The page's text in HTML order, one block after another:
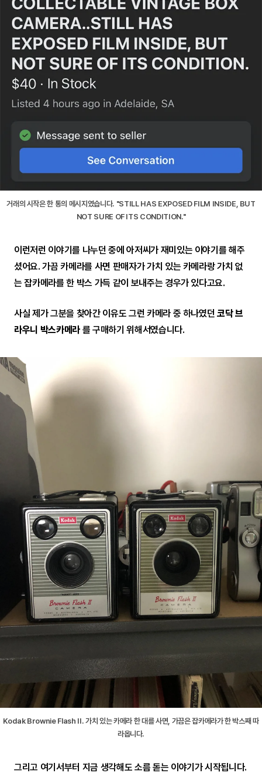
거래의 시작은 한 통의 메시지였습니다. "STILL HAS EXPOSED FILM INSIDE, BUT
NOT SURE OF ITS CONDITION."
이런저런 이야기를 나누던 중에 아저씨가 재미있는 이야기를 해주
셨어요. 가끔 카메라를 사면 판매자가 가치 있는 카메라랑 가치 없
는 잡카메라를 한 박스 가득 같이 보내주는 경우가 있다고요.
사실 제가 그분을 찾아간 이유도 그런 카메라 중 하나였던코닥 브
라우니 박스카메라를 구매하기 위해서였습니다.
Kodak Brownie Flash II. 가치 있는 카메라 한 대를 사면, 가끔은 잡카메라가 한 박스째 따
라옵니다.
그리고 여기서부터 지금 생각해도 소름 돋는 이야기가 시작됩니다.